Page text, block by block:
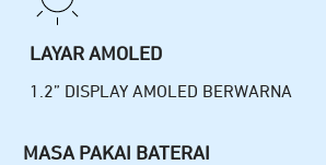
LAYAR AMOLED
1.2” DISPLAY AMOLED BERWARNA
MASA PAKAI BATERAI